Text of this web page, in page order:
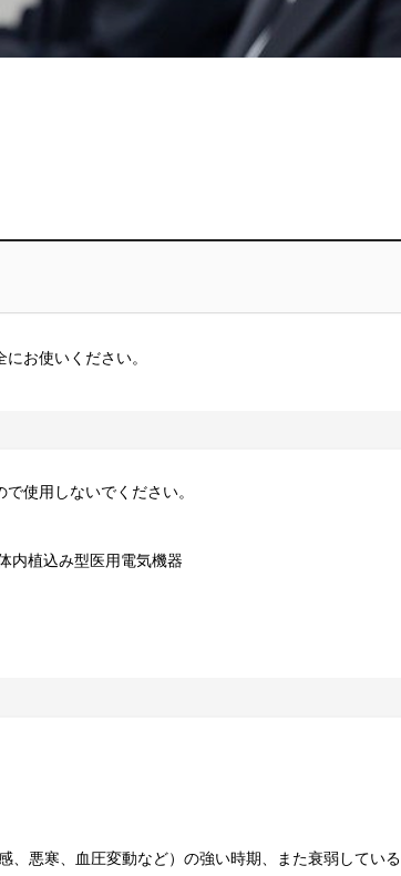
お使いください。
使用しないでください。
内植込み型医用電気機器
悪寒、血圧変動など）の強い時期、また衰弱してい